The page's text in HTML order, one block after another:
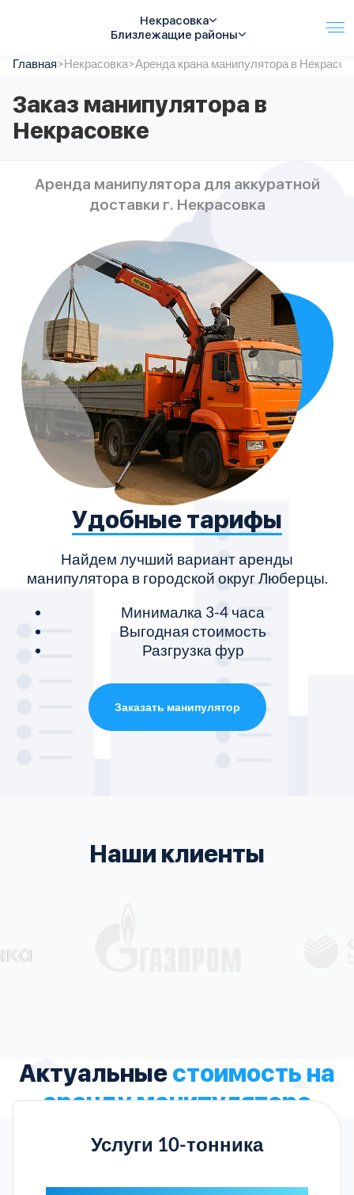
Некрасовка
Близлежащие районы
Услуги
Автопарк
Тарифы
Акции
Контакты
Спецтехника
Главная>Некрасовка>Аренда крана манипулятора в
Заказ манипулятора в
Некрасовке
Аренда манипулятора для аккуратной
доставки г. Некрасовка
Удобные тарифы
Найдем лучший вариант аренды
манипулятора в городской округ Люберцы.
Минималка 3-4 часа
Выгодная стоимость
Разгрузка фур
Заказать манипулятор
Наши клиенты
Актуальныестоимость на
аренду манипулятора
Услуги 10-тонника